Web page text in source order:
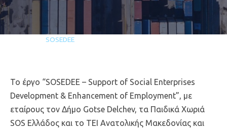
SOSEDEE
Το έργο “SOSEDEE – Support of Social Enterprises
Development & Enhancement of Employment”, με
εταίρους τον Δήμο Gotse Delchev, τα Παιδικά Χωριά
SOS Ελλάδος και το ΤΕΙ Ανατολικής Μακεδονίας και